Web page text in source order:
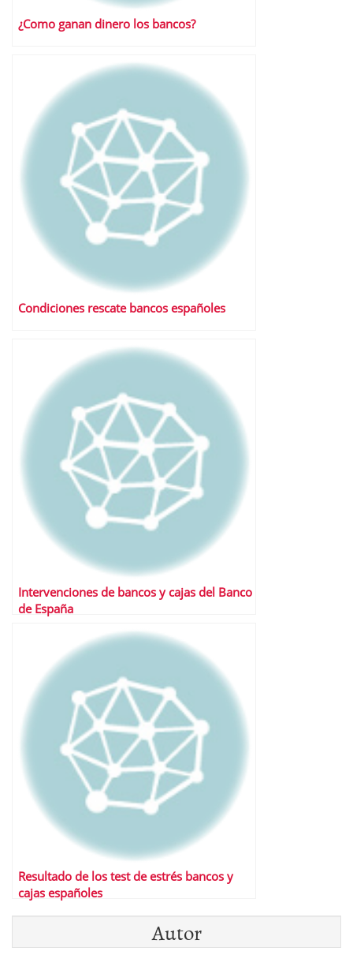
¿Como ganan dinero los bancos?
Condiciones rescate bancos españoles
Intervenciones de bancos y cajas del Banco
de España
Resultado de los test de estrés bancos y
cajas españoles
Autor